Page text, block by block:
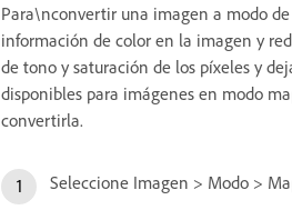
Para\nconvertir una imagen a modo
información de color en la imagen y
de tono y saturación de los píxeles y
disponibles para imágenes en modo
convertirla.
Seleccione Imagen > Modo >